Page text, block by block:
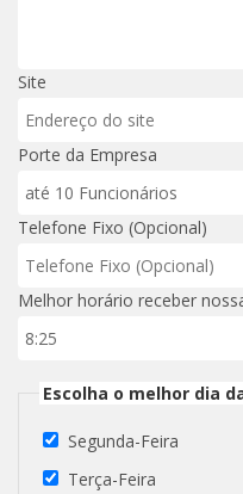
Site
Porte da Empresa
Telefone Fixo (Opcional)
Melhor horário receber
Escolha o melhor dia
Segunda-Feira
Terça-Feira